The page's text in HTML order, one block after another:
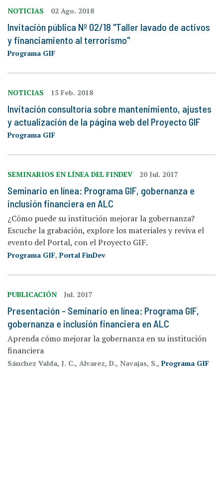
NOTICIAS 02 Ago. 2018
Invitación pública Nº 02/18 "Taller lavado de activos
y financiamiento al terrorismo"
Programa GIF
NOTICIAS 15 Feb. 2018
Invitación consultoría sobre mantenimiento, ajustes
y actualización de la página web del Proyecto GIF
Programa GIF
SEMINARIOS EN LÍNEA DEL FINDEV 20 Jul. 2017
Seminario en línea: Programa GIF, gobernanza e
inclusión financiera en ALC
¿Cómo puede su institución mejorar la gobernanza?
Escuche la grabación, explore los materiales y reviva el
evento del Portal, con el Proyecto GIF.
Programa GIF, Portal FinDev
PUBLICACIÓN Jul. 2017
Presentación - Seminario en línea: Programa GIF,
gobernanza e inclusión financiera en ALC
Aprenda cómo mejorar la gobernanza en su institución
financiera
Sánchez Valda, J. C., Alvarez, D., Navajas, S., Programa GIF